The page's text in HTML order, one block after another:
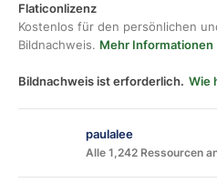
Flaticonlizenz
Kostenlos für den persönlichen
Bildnachweis. Mehr Informationen
Bildnachweis ist erforderlich. Wie
paulalee
Alle 1,242 Ressourcen